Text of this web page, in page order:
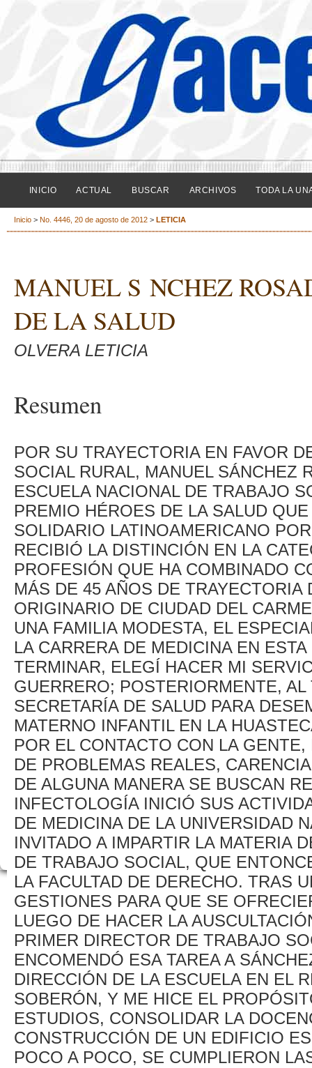
INICIO ACTUAL BUSCAR ARCHIVOS TODA LA
Inicio > No. 4446, 20 de agosto de 2012 > LETICIA
MANUEL S NCHEZ
DE LA SALUD
OLVERA LETICIA
Resumen
POR SU TRAYECTORIA EN FAVOR
SOCIAL RURAL, MANUEL SÁNCHEZ
ESCUELA NACIONAL DE TRABAJO
PREMIO HÉROES DE LA SALUD
SOLIDARIO LATINOAMERICANO
RECIBIÓ LA DISTINCIÓN EN LA
PROFESIÓN QUE HA COMBINADO
MÁS DE 45 AÑOS DE TRAYECTORIA
ORIGINARIO DE CIUDAD DEL
UNA FAMILIA MODESTA, EL
LA CARRERA DE MEDICINA EN
TERMINAR, ELEGÍ HACER MI
GUERRERO; POSTERIORMENTE,
SECRETARÍA DE SALUD PARA
MATERNO INFANTIL EN LA
POR EL CONTACTO CON LA
DE PROBLEMAS REALES,
DE ALGUNA MANERA SE BUSCAN
INFECTOLOGÍA INICIÓ SUS
DE MEDICINA DE LA UNIVERSIDAD
INVITADO A IMPARTIR LA MATERIA
DE TRABAJO SOCIAL, QUE
LA FACULTAD DE DERECHO. TRAS
GESTIONES PARA QUE SE
LUEGO DE HACER LA
PRIMER DIRECTOR DE TRABAJO
ENCOMENDÓ ESA TAREA A
DIRECCIÓN DE LA ESCUELA EN EL
SOBERÓN, Y ME HICE EL
ESTUDIOS, CONSOLIDAR LA
CONSTRUCCIÓN DE UN EDIFICIO
POCO A POCO, SE CUMPLIERON